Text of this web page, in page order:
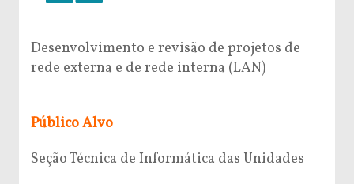
Desenvolvimento e revisão de projetos de
rede externa e de rede interna (LAN)
Público Alvo
Seção Técnica de Informática das Unidades